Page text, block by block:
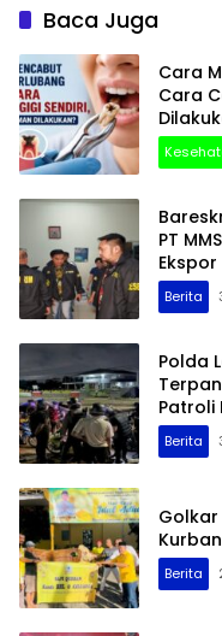
Baca Juga
Cara
Cara
PT
Berita
Polda
Patroli
Berita
Golkar
Berita